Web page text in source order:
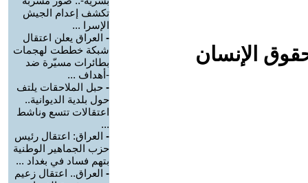
الإنسان
تكشف إعدام الجيش
الإسرا ...
- العراق يعلن اعتقال
شبكة خططت لهجمات
بطائرات مسيّرة ضد
-أهداف ...
- حبل الملاحقات يلتف
حول بلدية الديوانية..
اعتقالات تتسع وناشط
...
- العراق: اعتقال رئيس
حزب الجماهير الوطنية
بتهم فساد في بغداد ...
- العراق.. اعتقال زعيم